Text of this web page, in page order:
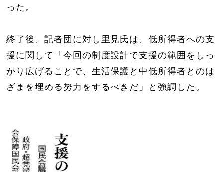
った。
終了後、記者団に対し里見氏は、低所得者への支
援に関して「今回の制度設計で支援の範囲をしっ
かり広げることで、生活保護と中低所得者とのは
ざまを埋める努力をするべきだ」と強調した。